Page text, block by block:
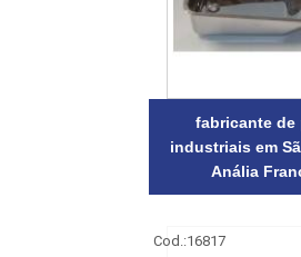
fabricante de
industriais em
Anália
Cod.:16817